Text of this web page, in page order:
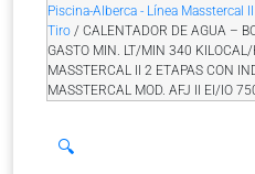
Piscina-Alberca - Línea Masstercal
Tiro / CALENTADOR DE AGUA –
GASTO MIN. LT/MIN 340
MASSTERCAL II 2 ETAPAS CON
MASSTERCAL MOD. AFJ II EI/IO
🔍